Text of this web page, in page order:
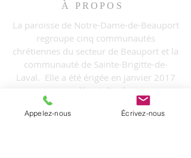
À PROPOS
La paroisse de Notre-Dame-de-Beauport
regroupe cinq communautés
chrétiennes du secteur de Beauport et la
communauté de Sainte-Brigitte-de-
Laval. Elle a été érigée en janvier 2017
par un décret diocésain.
INFORMATIONS
Appelez-nous Écrivez-nous